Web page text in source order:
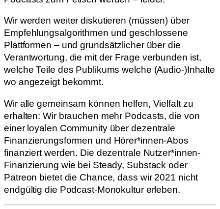
Wir werden weiter diskutieren (müssen) über
Empfehlungsalgorithmen und geschlossene
Plattformen – und grundsätzlicher über die
Verantwortung, die mit der Frage verbunden ist,
welche Teile des Publikums welche (Audio-)Inhalte
wo angezeigt bekommt.
Wir alle gemeinsam können helfen, Vielfalt zu
erhalten: Wir brauchen mehr Podcasts, die von
einer loyalen Community über dezentrale
Finanzierungsformen und Hörer*innen-Abos
finanziert werden. Die dezentrale Nutzer*innen-
Finanzierung wie bei Steady, Substack oder
Patreon bietet die Chance, dass wir 2021 nicht
endgültig die Podcast-Monokultur erleben.